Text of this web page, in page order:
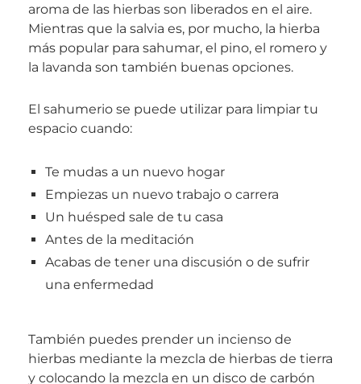
aroma de las hierbas son liberados en el aire.
Mientras que la salvia es, por mucho, la hierba
más popular para sahumar, el pino, el romero y
la lavanda son también buenas opciones.
El sahumerio se puede utilizar para limpiar tu
espacio cuando:
Te mudas a un nuevo hogar
Empiezas un nuevo trabajo o carrera
Un huésped sale de tu casa
Antes de la meditación
Acabas de tener una discusión o de sufrir
una enfermedad
También puedes prender un incienso de
hierbas mediante la mezcla de hierbas de tierra
y colocando la mezcla en un disco de carbón